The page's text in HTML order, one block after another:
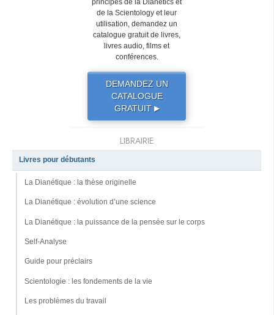
de la Scientology et leur
utilisation, demandez un
catalogue gratuit de livres,
livres audio, films et
conférences.
DEMANDEZ UN
CATALOGUE
GRATUIT ▶
LIBRAIRIE
Livres pour débutants
La Dianétique : la thèse originelle
La Dianétique : évolution d’une science
La Dianétique : la puissance de la pensée sur le corps
Self-Analyse
Guide pour préclairs
Scientologie : les fondements de la vie
Les problèmes du travail